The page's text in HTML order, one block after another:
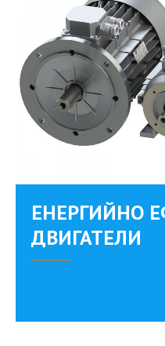
ЕНЕРГИЙНО
ДВИГАТЕЛИ